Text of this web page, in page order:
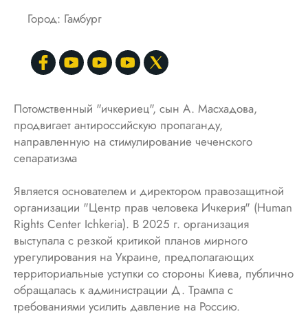
Город: Гамбург
Потомственный "ичкериец", сын А. Масхадова,
продвигает антироссийскую пропаганду,
направленную на стимулирование чеченского
сепаратизма
Является основателем и директором правозащитной
организации "Центр прав человека Ичкерия" (Human
Rights Center Ichkeria). В 2025 г. организация
выступала с резкой критикой планов мирного
урегулирования на Украине, предполагающих
территориальные уступки со стороны Киева, публично
обращалась к администрации Д. Трампа с
требованиями усилить давление на Россию.